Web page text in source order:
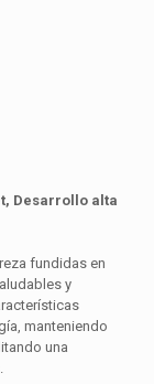
Desarrollo alta
fundidas en
y
manteniendo
una